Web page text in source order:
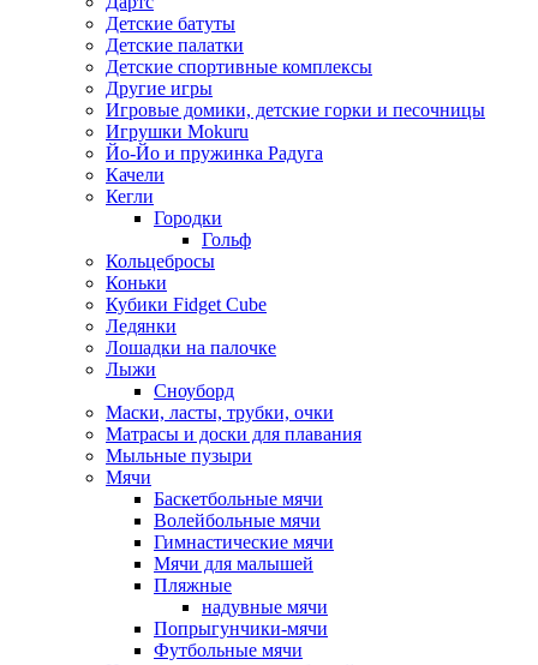
Детские батуты
Детские палатки
Детские спортивные комплексы
Другие игры
Игровые домики, детские горки и песочницы
Игрушки Mokuru
Йо-Йо и пружинка Радуга
Качели
Кегли
Городки
Гольф
Кольцебросы
Коньки
Кубики Fidget Cube
Ледянки
Лошадки на палочке
Лыжи
Сноуборд
Маски, ласты, трубки, очки
Матрасы и доски для плавания
Мыльные пузыри
Мячи
Баскетбольные мячи
Волейбольные мячи
Гимнастические мячи
Мячи для малышей
Пляжные
надувные мячи
Попрыгунчики-мячи
Футбольные мячи